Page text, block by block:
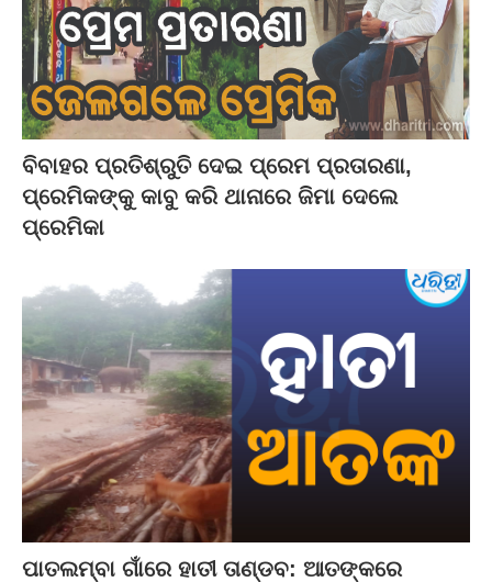
ବିବାହର ପ୍ରତିଶ୍ରୁତି ଦେଇ ପ୍ରେମ ପ୍ରତାରଣା,
ପ୍ରେମିକଙ୍କୁ କାବୁ କରି ଥାନାରେ ଜିମା ଦେଲେ
ପ୍ରେମିକା
ପାତଲମ୍ବା ଗାଁରେ ହାତୀ ତାଣ୍ଡବ: ଆତଙ୍କରେ